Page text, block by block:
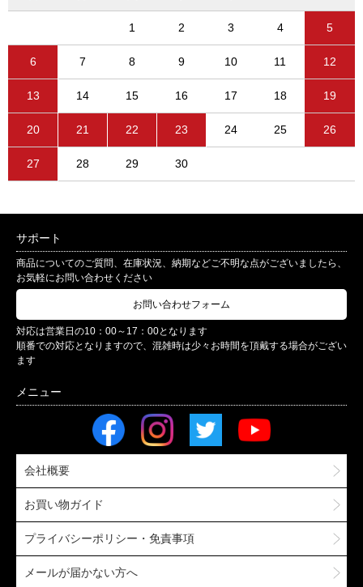
1 2 3 4 5
6 7 8 9 10 11 12
13 14 15 16 17 18 19
20 21 22 23 24 25 26
27 28 29 30
サポート
商品についてのご質問、在庫状況、納期などご不明な点がございましたら、
お気軽にお問い合わせください
お問い合わせフォーム
対応は営業日の10：00～17：00となります
順番での対応となりますので、混雑時は少々お時間を頂戴する場合がござい
ます
会社概要
お買い物ガイド
プライバシーポリシー・免責事項
メールが届かない方へ